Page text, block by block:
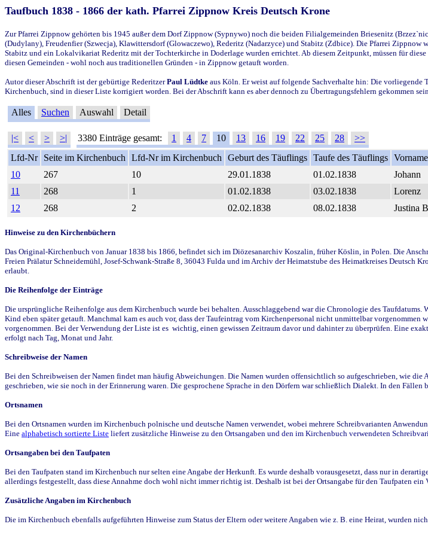
Taufbuch 1838 - 1866 der kath. Pfarrei Zippnow Kreis Deutsch Krone
Zur Pfarrei Zippnow gehörten bis 1945 außer dem Dorf Zippnow (Sypnywo) noch die beiden Filialgemeinden Briesenitz
(Dudylany), Freudenfier (Szwecja), Klawittersdorf (Glowaczewo), Rederitz (Nadarzyce) und Stabitz (Zdbice). Die Pfarrei
Stabitz und ein Lokalvikariat Rederitz mit der Tochterkirche in Doderlage wurden errichtet. Ab diesem Zeitpunkt, müssen für
diesen Gemeinden - wohl noch aus traditionellen Gründen - in Zippnow getauft worden.
Autor dieser Abschrift ist der gebürtige RederitzerPaul Lüdtke aus Köln. Er weist auf folgende Sachverhalte hin: Die
Kirchenbuch, sind in dieser Liste korrigiert worden. Bei der Abschrift kann es aber dennoch zu Übertragungsfehlern gekommen
Alles Suchen Auswahl Detail
|< < > >| 3380 Einträge gesamt: 1 4 7 10 13 16 19 22 25 28
>>
Lfd-Nr
Seite im Kirchenbuch Lfd-Nr im Kirchenbuch Geburt des Täuflings Taufe des Täuflings
10
267 10 29.01.1838 01.02.1838 Johann
11
268 1 01.02.1838 03.02.1838 Lorenz
12
268 2 02.02.1838 08.02.1838 Justina
Hinweise zu den Kirchenbüchern
Das Original-Kirchenbuch von Januar 1838 bis 1866, befindet sich im Diözesanarchiv Koszalin, früher Köslin, in Polen. Die
Freien Prälatur Schneidemühl, Josef-Schwank-Straße 8, 36043 Fulda und im Archiv der Heimatstube des Heimatkreises Deutsch
erlaubt.
Die Reihenfolge der Einträge
Die ursprüngliche Reihenfolge aus dem Kirchenbuch wurde bei behalten. Ausschlaggebend war die Chronologie des
Kind eben später getauft. Manchmal kam es auch vor, dass der Taufeintrag vom Kirchenpersonal nicht unmittelbar
vorgenommen. Bei der Verwendung der Liste ist es wichtig, einen gewissen Zeitraum davor und dahinter zu überprüfen. Eine
erfolgt nach Tag, Monat und Jahr.
Schreibweise der Namen
Bei den Schreibweisen der Namen findet man häufig Abweichungen. Die Namen wurden offensichtlich so aufgeschrieben, wie die
geschrieben, wie sie noch in der Erinnerung waren. Die gesprochene Sprache in den Dörfern war schließlich Dialekt. In den
Ortsnamen
Bei den Ortsnamen wurden im Kirchenbuch polnische und deutsche Namen verwendet, wobei mehrere Schreibvarianten
Eine alphabetisch sortierte Liste liefert zusätzliche Hinweise zu den Ortsangaben und den im Kirchenbuch verwendeten
Ortsangaben bei den Taufpaten
Bei den Taufpaten stand im Kirchenbuch nur selten eine Angabe der Herkunft. Es wurde deshalb vorausgesetzt, dass nur in
allerdings festgestellt, dass diese Annahme doch wohl nicht immer richtig ist. Deshalb ist bei der Ortsangabe für den Taufpaten
Zusätzliche Angaben im Kirchenbuch
Die im Kirchenbuch ebenfalls aufgeführten Hinweise zum Status der Eltern oder weitere Angaben wie z. B. eine Heirat, wurden